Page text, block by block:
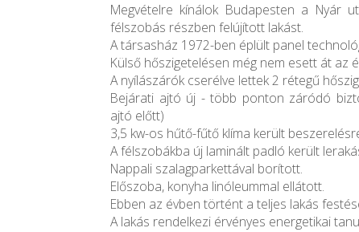
Megvételre kínálok Budapesten a Nyár
félszobás részben felújított lakást.
A társasház 1972-ben éplült panel
Külső hőszigetelésen még nem esett át az
A nyílászárók cserélve lettek 2 rétegű
Bejárati ajtó új - több ponton záródó
ajtó előtt)
3,5 kw-os hűtő-fűtő klíma került
A félszobákba új laminált padló került
Nappali szalagparkettával borított.
Előszoba, konyha linóleummal ellátott.
Ebben az évben történt a teljes lakás
A lakás rendelkezi érvényes energetikai